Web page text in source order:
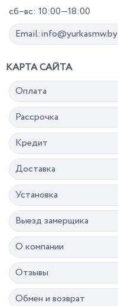
сб–вс: 10:00—18:00
Email:info@yurkasmw.by
КАРТА САЙТА
Оплата
Рассрочка
Кредит
Доставка
Установка
Выезд замерщика
О компании
Отзывы
Обмен и возврат